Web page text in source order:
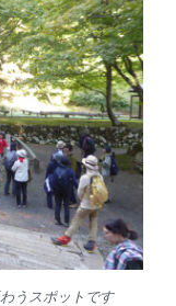
うスポットです